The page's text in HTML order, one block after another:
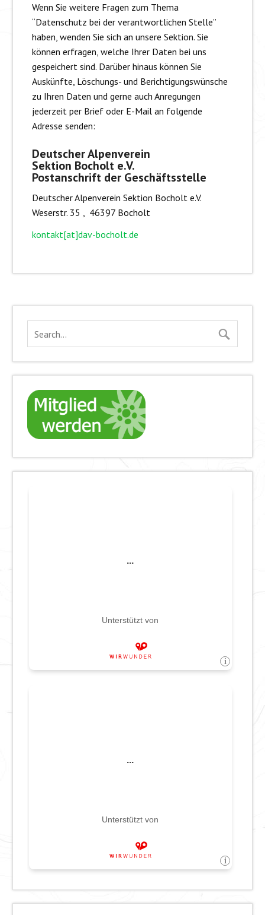
Wenn Sie weitere Fragen zum Thema
“Datenschutz bei der verantwortlichen Stelle”
haben, wenden Sie sich an unsere Sektion. Sie
können erfragen, welche Ihrer Daten bei uns
gespeichert sind. Darüber hinaus können Sie
Auskünfte, Löschungs- und Berichtigungswünsche
zu Ihren Daten und gerne auch Anregungen
jederzeit per Brief oder E-Mail an folgende
Adresse senden:
Deutscher Alpenverein
Sektion Bocholt e.V.
Postanschrift der Geschäftsstelle
Deutscher Alpenverein Sektion Bocholt e.V.
Weserstr. 35 , 46397 Bocholt
kontakt[at]dav-bocholt.de